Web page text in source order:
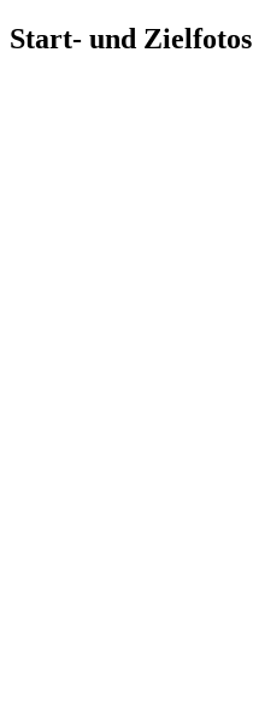
Start- und Zielfotos